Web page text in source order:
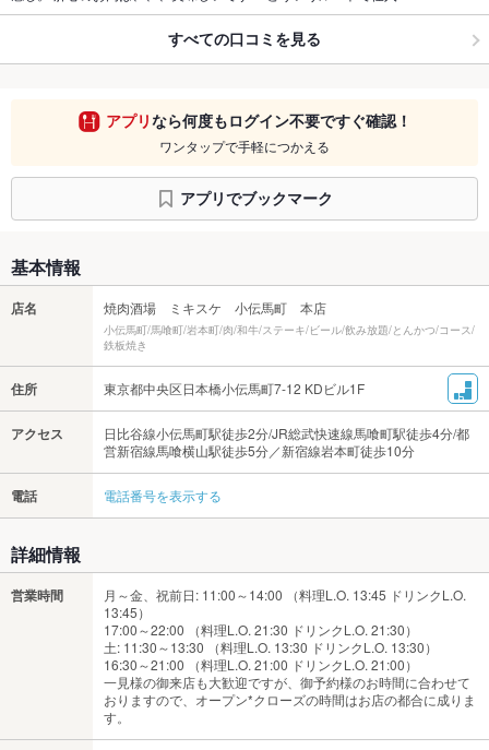
すべての口コミを見る
アプリなら何度もログイン不要ですぐ確認！
ワンタップで手軽につかえる
アプリでブックマーク
基本情報
店名 焼肉酒場 ミキスケ 小伝馬町 本店
小伝馬町/馬喰町/岩本町/肉/和牛/ステーキ/ビール/飲み放題/とんかつ/コース/
鉄板焼き
住所 東京都中央区日本橋小伝馬町7-12 KDビル1F
アクセス
日比谷線小伝馬町駅徒歩2分/JR総武快速線馬喰町駅徒歩4分/都
営新宿線馬喰横山駅徒歩5分／新宿線岩本町徒歩10分
電話 電話番号を表示する
詳細情報
営業時間
月～金、祝前日: 11:00～14:00 （料理L.O. 13:45 ドリンクL.O.
13:45）
17:00～22:00 （料理L.O. 21:30 ドリンクL.O. 21:30）
土: 11:30～13:30 （料理L.O. 13:30 ドリンクL.O. 13:30）
16:30～21:00 （料理L.O. 21:00 ドリンクL.O. 21:00）
一見様の御来店も大歓迎ですが、御予約様のお時間に合わせて
おりますので、オープン*クローズの時間はお店の都合に成りま
す。